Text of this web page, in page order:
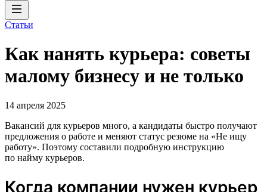
Статьи
Как нанять курьера: советы
малому бизнесу и не только
14 апреля 2025
Вакансий для курьеров много, а кандидаты быстро получают
предложения о работе и меняют статус резюме на «Не ищу
работу». Поэтому составили подробную инструкцию
по найму курьеров.
Когда компании нужен курьер